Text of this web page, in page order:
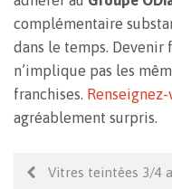
complémentaire
dans le temps. Devenir
n’implique pas les
franchises.
agréablement surpris.
Vitres teintées 3/4